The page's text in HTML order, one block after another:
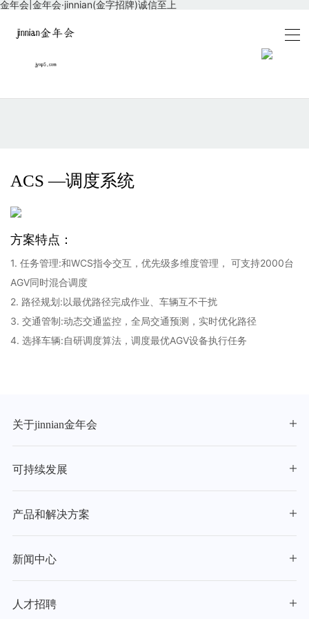
金年会|金年会·jinnian(金字招牌)诚信至上
ACS —调度系统
方案特点：
1. 任务管理:和WCS指令交互，优先级多维度管理， 可支持2000台
AGV同时混合调度
2. 路径规划:以最优路径完成作业、车辆互不干扰
3. 交通管制:动态交通监控，全局交通预测，实时优化路径
4. 选择车辆:自研调度算法，调度最优AGV设备执行任务
关于jinnian金年会
可持续发展
产品和解决方案
新闻中心
人才招聘